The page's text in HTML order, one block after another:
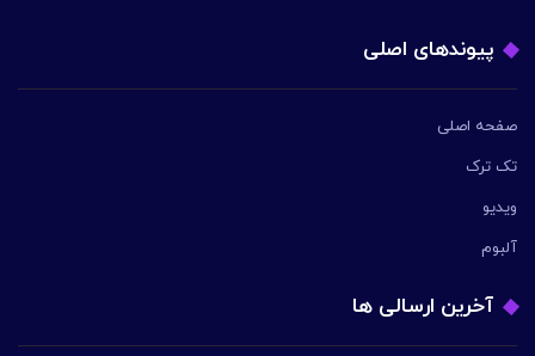
پیوندهای اصلی
صفحه اصلی
تک ترک
ویدیو
آلبوم
آخرین ارسالی ها